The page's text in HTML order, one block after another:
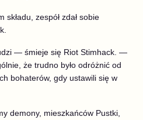
zespół zdał sobie
— śmieje się Riot Stimhack. —
że trudno było odróżnić od
bohaterów, gdy ustawili się w
demony, mieszkańców Pustki,